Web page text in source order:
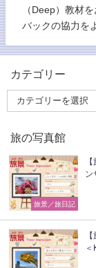
（Deep）教材
バックの協力を
カテゴリー
旅の写真館
旅景／旅日記
ン
＜